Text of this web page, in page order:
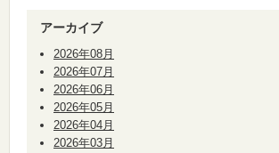
アーカイブ
2026年08月
2026年07月
2026年06月
2026年05月
2026年04月
2026年03月